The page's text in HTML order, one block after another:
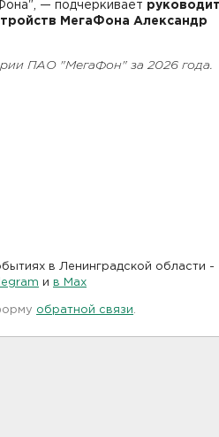
— подчеркивает
МегаФона Александр
ПАО "МегаФон" за 2026 года.
в Ленинградской области -
и в Maх
обратной связи